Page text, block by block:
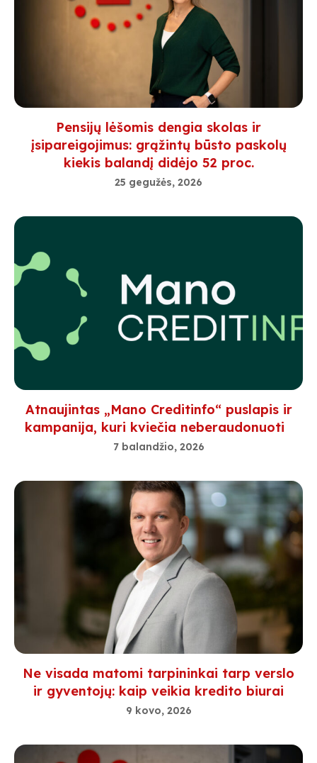
Pensijų lėšomis dengia skolas ir
įsipareigojimus: grąžintų būsto paskolų
kiekis balandį didėjo 52 proc.
25 gegužės, 2026
Atnaujintas „Mano Creditinfo“ puslapis ir
kampanija, kuri kviečia neberaudonuoti
7 balandžio, 2026
Ne visada matomi tarpininkai tarp verslo
ir gyventojų: kaip veikia kredito biurai
9 kovo, 2026